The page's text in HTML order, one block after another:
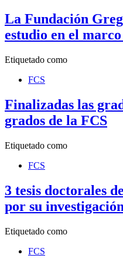
La Fundación
estudio en el
Etiquetado como
FCS
Finalizadas las
grados de la FCS
Etiquetado como
FCS
3 tesis doctorales
por su
Etiquetado como
FCS